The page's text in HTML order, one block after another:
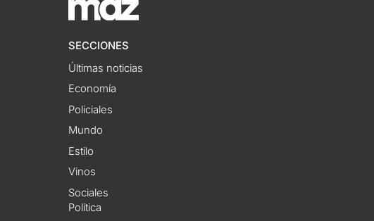
SECCIONES
Últimas noticias
Economía
Policiales
Mundo
Estilo
Vinos
Sociales
Política